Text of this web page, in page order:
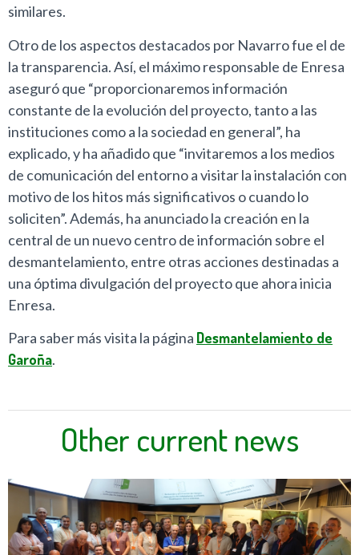
similares.
Otro de los aspectos destacados por Navarro fue el de
la transparencia. Así, el máximo responsable de Enresa
aseguró que “proporcionaremos información
constante de la evolución del proyecto, tanto a las
instituciones como a la sociedad en general”, ha
explicado, y ha añadido que “invitaremos a los medios
de comunicación del entorno a visitar la instalación con
motivo de los hitos más significativos o cuando lo
soliciten”. Además, ha anunciado la creación en la
central de un nuevo centro de información sobre el
desmantelamiento, entre otras acciones destinadas a
una óptima divulgación del proyecto que ahora inicia
Enresa.
Para saber más visita la página Desmantelamiento de
Garoña.
Other current news